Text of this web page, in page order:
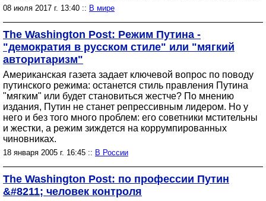
08 июля 2017 г. 13:40 :: В мире
The Washington Post: Режим Путина -
"демократия в русском стиле" или "мягкий
авторитаризм"
Американская газета задает ключевой вопрос по поводу
путинского режима: останется стиль правления Путина
"мягким" или будет становиться жестче? По мнению
издания, Путин не станет репрессивным лидером. Но у
него и без того много проблем: его советники мстительны
и жестки, а режим зиждется на коррумпированных
чиновниках.
18 января 2005 г. 16:45 :: В России
The Washington Post: по профессии Путин
&#8211; человек контроля